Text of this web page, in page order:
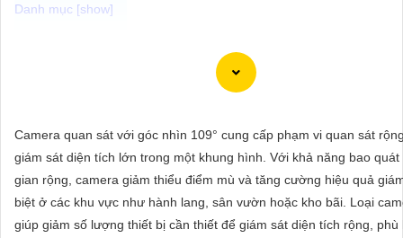
PHỤ
TƯ
VẤN
VỤ
Camera IP Full Color Công nghệ phù hợp sử dụng trong các môi
Camera quan sát với góc nhìn 109° cung cấp phạm vi quan sát
giám sát diện tích lớn trong một khung hình. Với khả năng bao quát
gian rộng, camera giảm thiểu điểm mù và tăng cường hiệu quả
biệt ở các khu vực như hành lang, sân vườn hoặc kho bãi. Loại
giúp giảm số lượng thiết bị cần thiết để giám sát diện tích rộng, phù